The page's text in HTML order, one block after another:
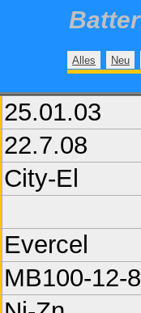
Alles Neu
25.01.03
22.7.08
City-El
Evercel
MB100-12-8